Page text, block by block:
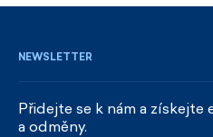
NEWSLETTER
Přidejte se k nám a získejte
a odměny.